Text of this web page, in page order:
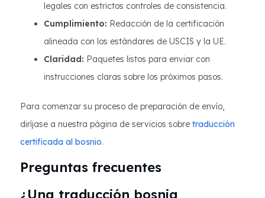
legales con estrictos controles de consistencia.
Cumplimiento: Redacción de la certificación
alineada con los estándares de USCIS y la UE.
Claridad: Paquetes listos para enviar con
instrucciones claras sobre los próximos pasos.
Para comenzar su proceso de preparación de envío,
diríjase a nuestra página de servicios sobre traducción
certificada al bosnio.
Preguntas frecuentes
¿Una traducción bosnia